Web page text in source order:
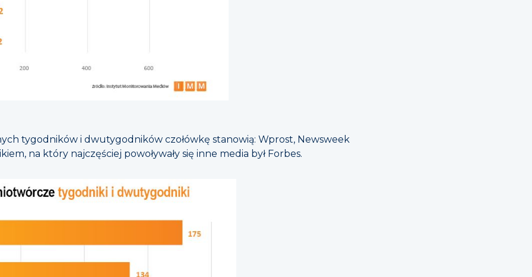
tygodników i dwutygodników czołówkę stanowią: Wprost, Newsweek
na który najczęściej powoływały się inne media był Forbes.